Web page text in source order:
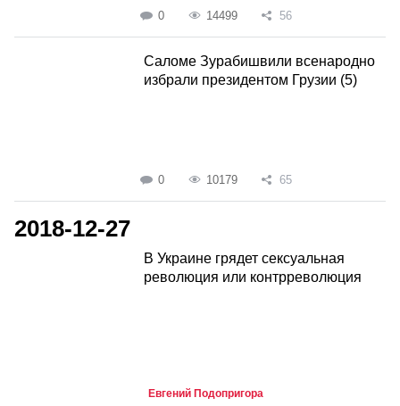
0 14499 56
Саломе Зурабишвили всенародно
избрали президентом Грузии (5)
0 10179 65
2018-12-27
В Украине грядет сексуальная
революция или контрреволюция
Евгений Подопригора